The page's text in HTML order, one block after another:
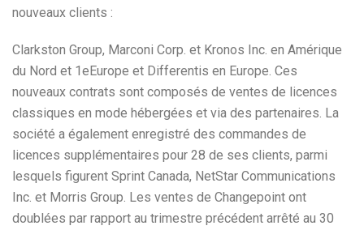
nouveaux clients :
Clarkston Group, Marconi Corp. et Kronos Inc. en Amérique
du Nord et 1eEurope et Differentis en Europe. Ces
nouveaux contrats sont composés de ventes de licences
classiques en mode hébergées et via des partenaires. La
société a également enregistré des commandes de
licences supplémentaires pour 28 de ses clients, parmi
lesquels figurent Sprint Canada, NetStar Communications
Inc. et Morris Group. Les ventes de Changepoint ont
doublées par rapport au trimestre précédent arrêté au 30